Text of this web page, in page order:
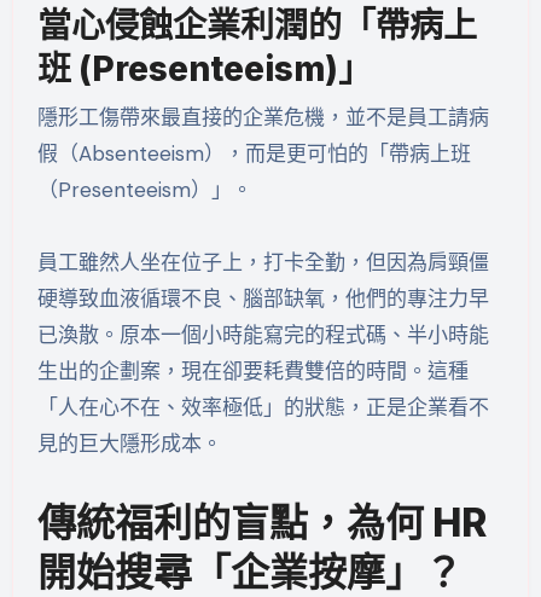
當心侵蝕企業利潤的「帶病上
班 (Presenteeism)」
隱形工傷帶來最直接的企業危機，並不是員工請病
假（Absenteeism），而是更可怕的「帶病上班
（Presenteeism）」。
員工雖然人坐在位子上，打卡全勤，但因為肩頸僵
硬導致血液循環不良、腦部缺氧，他們的專注力早
已渙散。原本一個小時能寫完的程式碼、半小時能
生出的企劃案，現在卻要耗費雙倍的時間。這種
「人在心不在、效率極低」的狀態，正是企業看不
見的巨大隱形成本。
傳統福利的盲點，為何 HR
開始搜尋「企業按摩」？